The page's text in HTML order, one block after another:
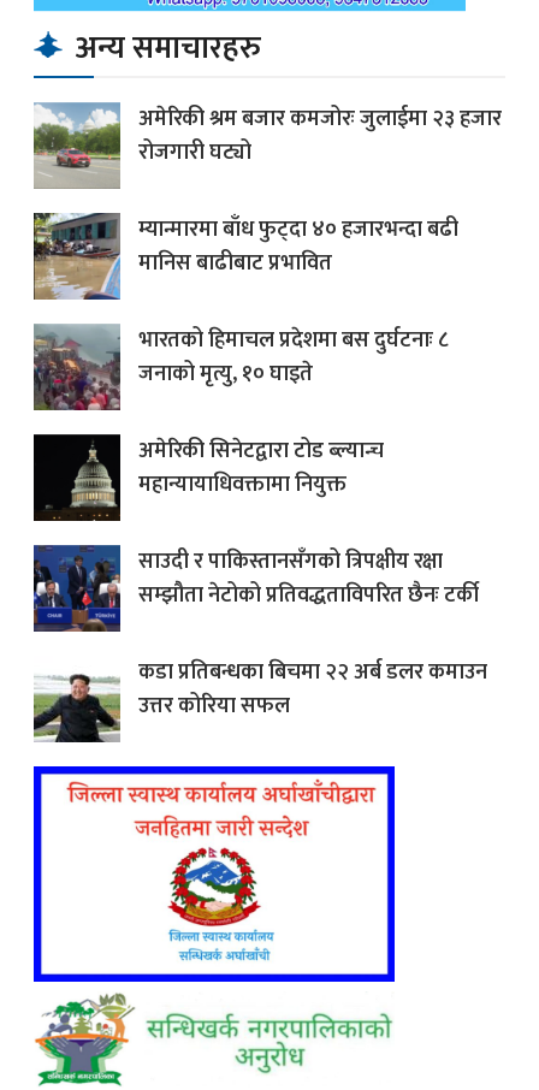
अन्य समाचारहरु
अमेरिकी श्रम बजार कमजोरः जुलाईमा २३ हजार
रोजगारी घट्यो
म्यान्मारमा बाँध फुट्दा ४० हजारभन्दा बढी
मानिस बाढीबाट प्रभावित
भारतको हिमाचल प्रदेशमा बस दुर्घटनाः ८
जनाको मृत्यु, १० घाइते
अमेरिकी सिनेटद्वारा टोड ब्ल्यान्च
महान्यायाधिवक्तामा नियुक्त
साउदी र पाकिस्तानसँगको त्रिपक्षीय रक्षा
सम्झौता नेटोको प्रतिवद्धताविपरित छैनः टर्की
कडा प्रतिबन्धका बिचमा २२ अर्ब डलर कमाउन
उत्तर कोरिया सफल